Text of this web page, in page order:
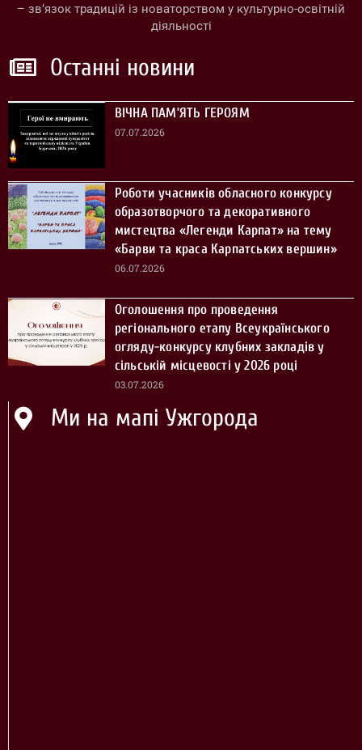
– зв’язок традицій із новаторством у культурно-освітній
діяльності
Останні новини
ВІЧНА ПАМ’ЯТЬ ГЕРОЯМ
07.07.2026
Роботи учасників обласного конкурсу
образотворчого та декоративного
мистецтва «Легенди Карпат» на тему
«Барви та краса Карпатських вершин»
06.07.2026
Оголошення про проведення
регіонального етапу Всеукраїнського
огляду-конкурсу клубних закладів у
сільській місцевості у 2026 році
03.07.2026
Ми на мапі Ужгорода